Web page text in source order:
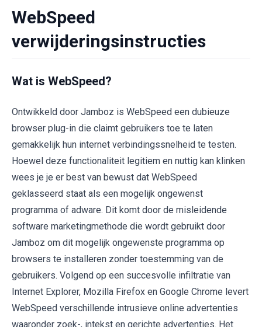
WebSpeed
verwijderingsinstructies
Wat is WebSpeed?
Ontwikkeld door Jamboz is WebSpeed een dubieuze
browser plug-in die claimt gebruikers toe te laten
gemakkelijk hun internet verbindingssnelheid te testen.
Hoewel deze functionaliteit legitiem en nuttig kan klinken
wees je je er best van bewust dat WebSpeed
geklasseerd staat als een mogelijk ongewenst
programma of adware. Dit komt door de misleidende
software marketingmethode die wordt gebruikt door
Jamboz om dit mogelijk ongewenste programma op
browsers te installeren zonder toestemming van de
gebruikers. Volgend op een succesvolle infiltratie van
Internet Explorer, Mozilla Firefox en Google Chrome levert
WebSpeed verschillende intrusieve online advertenties
waaronder zoek-, intekst en gerichte advertenties. Het